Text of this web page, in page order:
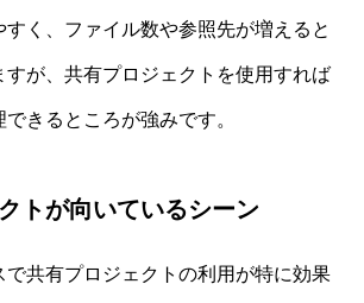
く、ファイル数や参照先が増えると
すが、共有プロジェクトを使用すれば
きるところが強みです。
トが向いているシーン
で共有プロジェクトの利用が特に効果